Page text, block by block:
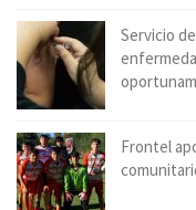
Servicio
Frontel